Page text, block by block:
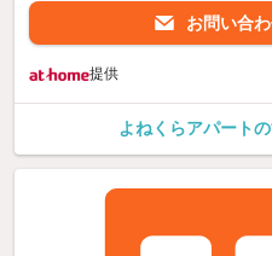
お問い合
提供
よねくらアパート